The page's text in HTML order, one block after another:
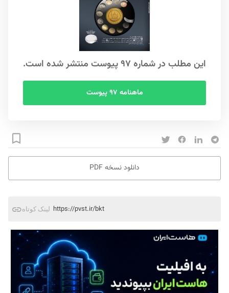
این مطلب در شماره ۹۷ پیوست منتشر شده است.
ماهنامه ۹۷ پیوست
دانلود نسخه PDF
لینک کوتاه https://pvst.ir/bkt